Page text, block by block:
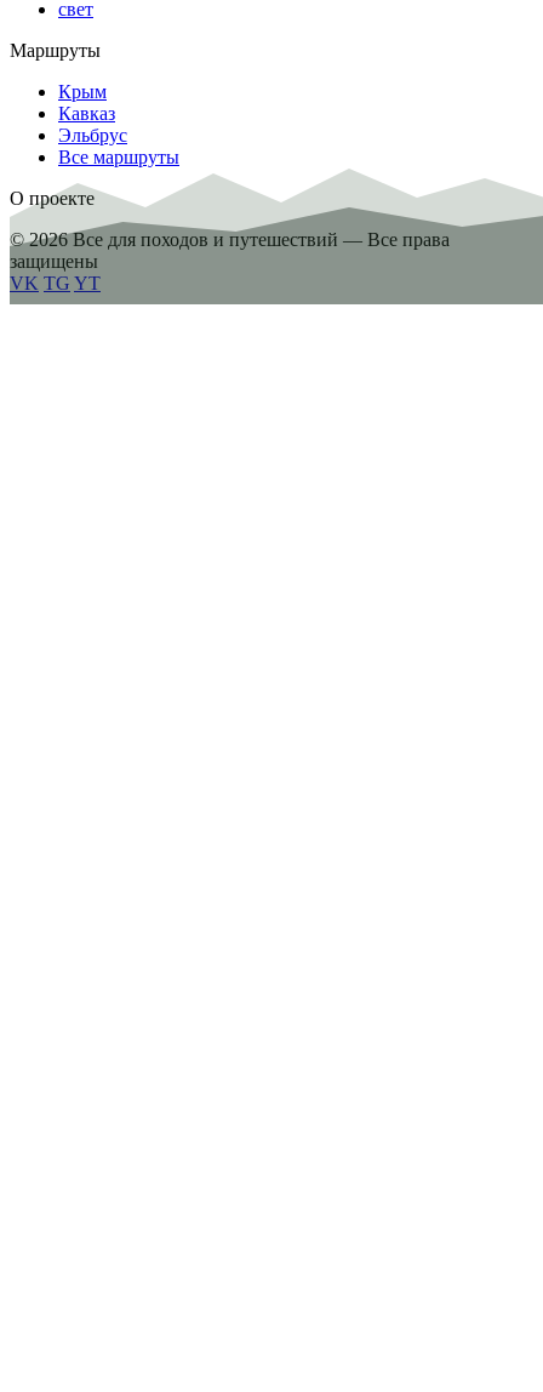
свет
Маршруты
Крым
Кавказ
Эльбрус
Все маршруты
О проекте
© 2026 Все для походов и путешествий — Все права
защищены
VK TG YT